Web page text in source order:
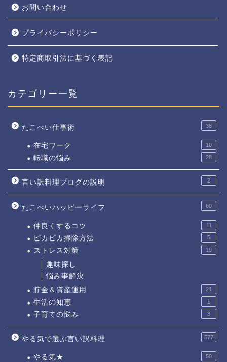
お問い合わせ
プライバシーポリシー
特定商取引法に基づく表記
カテゴリー一覧
たこべい仕事術 38
在宅ワーク 10
転職の悩み 28
言い訳料理ブログの説明 2
たこべいハッピーライフ 60
仲良くするコツ 11
ピカピカ掃除方法 5
ストレス対策 19
趣味探し
悩み事解決
貯金＆資産運用
21
生活の知恵 1
子育ての悩み 3
やる気で選ぶ言い訳料理 577
やる気★ 50